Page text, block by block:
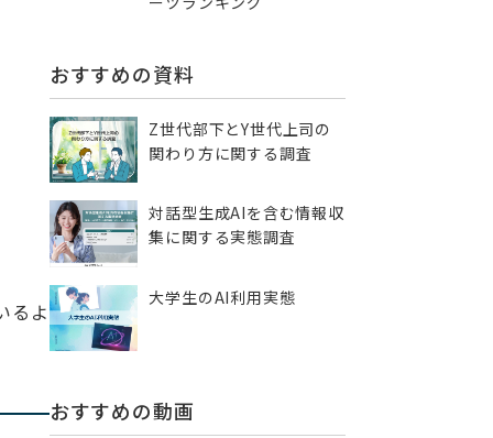
るよ
おすすめの資料
Z世代部下とY世代上司の
関わり方に関する調査
対話型生成AIを含む情報収
集に​関する実態調査
大学生のAI利用実態
おすすめの動画